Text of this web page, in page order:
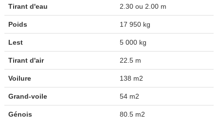
Tirant d'eau 2.30 ou 2.00 m
Poids 17 950 kg
Lest 5 000 kg
Tirant d'air 22.5 m
Voilure 138 m2
Grand-voile 54 m2
Génois 80.5 m2